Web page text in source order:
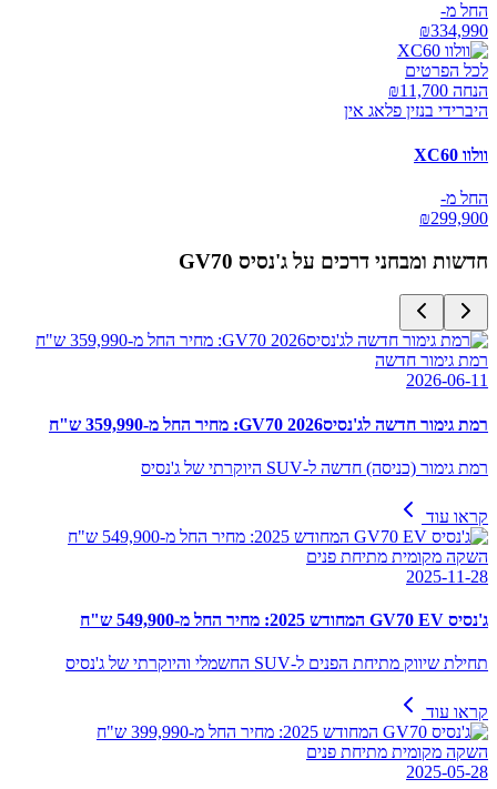
החל מ-
₪334,990
לכל הפרטים
הנחה ₪ 11,700
היברידי בנזין פלאג אין
וולוו XC60
החל מ-
₪299,900
חדשות ומבחני דרכים עלג'נסיס GV70
רמת גימור חדשה
2026-06-11
רמת גימור חדשה לג'נסיסGV70 2026: מחיר החל מ-359,990 ש"ח
רמת גימור (כניסה) חדשה ל-SUV היוקרתי של ג'נסיס
קראו עוד
השקה מקומית מתיחת פנים
2025-11-28
ג'נסיס GV70 EV המחודש 2025: מחיר החל מ-549,900 ש"ח
תחילת שיווק מתיחת הפנים ל-SUV החשמלי והיוקרתי של ג'נסיס
קראו עוד
השקה מקומית מתיחת פנים
2025-05-28